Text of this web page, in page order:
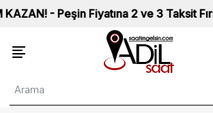
- Peşin Fiyatına 2 ve 3 Taksit